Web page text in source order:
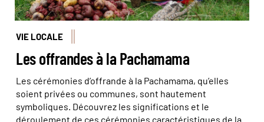
VIE LOCALE
Les offrandes à la Pachamama
Les cérémonies d’offrande à la Pachamama, qu’elles
soient privées ou communes, sont hautement
symboliques. Découvrez les significations et le
déroulement de ces cérémonies caractéristiques de la